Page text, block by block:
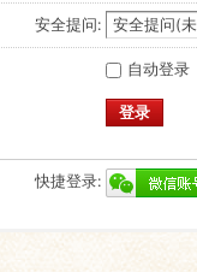
安全提问:
自动登录
登录
快捷登录: